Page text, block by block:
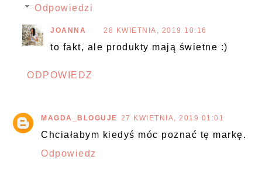
Odpowiedzi
JOANNA 28 KWIETNIA, 2019 10:16
to fakt, ale produkty mają świetne :)
ODPOWIEDZ
MAGDA_BLOGUJE 27 KWIETNIA, 2019 01:01
Chciałabym kiedyś móc poznać tę markę.
Odpowiedz